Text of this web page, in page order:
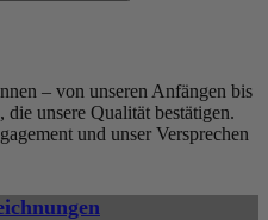
– von unseren Anfängen bis
unsere Qualität bestätigen.
und unser Versprechen